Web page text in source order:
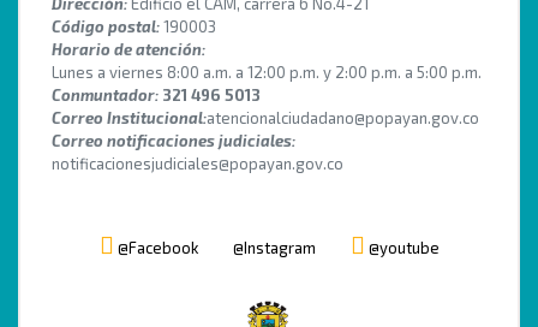
Código postal:190003
Horario de atención:
Lunes a viernes 8:00 a.m. a 12:00 p.m. y 2:00 p.m. a 5:00 p.m.
Conmuntador: 321 496 5013
Correo Institucional:atencionalciudadano@popayan.gov.co
Correo notificaciones judiciales:
notificacionesjudiciales@popayan.gov.co
@Facebook @Instagram @youtube